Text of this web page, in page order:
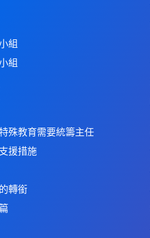
組
組
殊教育需要統籌主任
援措施
轉銜